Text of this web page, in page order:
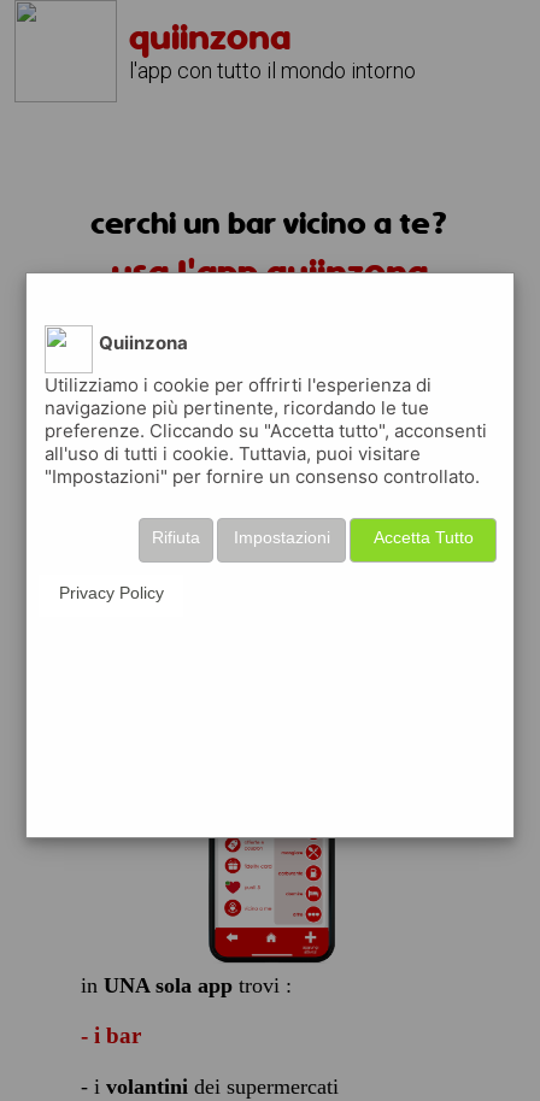
quiinzona
l'app con tutto il mondo intorno
cerchi un bar vicino a te?
usa l'app quiinzona
trovi i bar nelle vicinanze
scarica gratis
in UNA sola apptrovi :
- i bar
- i volantinidei supermercati
Quiinzona
Utilizziamo i cookie per offrirti l'esperienza di
navigazione più pertinente, ricordando le tue
preferenze. Cliccando su "Accetta tutto", acconsenti
all'uso di tutti i cookie. Tuttavia, puoi visitare
"Impostazioni" per fornire un consenso controllato.
Accetta Tutto
Impostazioni
Rifiuta
Privacy Policy